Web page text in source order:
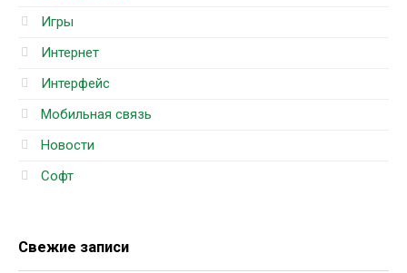
Игры
Интернет
Интерфейс
Мобильная связь
Новости
Софт
Свежие записи